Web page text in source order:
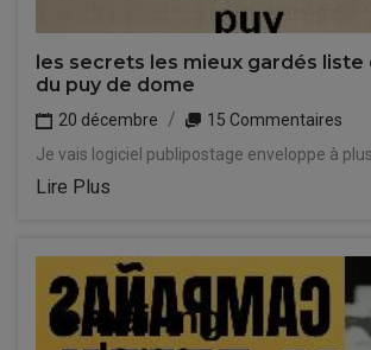
les secrets les mieux gardés liste
du puy de dome
20 décembre
15 Commentaires
Je vais logiciel publipostage enveloppe à
Lire Plus